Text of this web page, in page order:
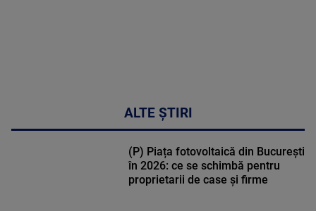
ALTE ȘTIRI
(P) Piața fotovoltaică din București
în 2026: ce se schimbă pentru
proprietarii de case și firme